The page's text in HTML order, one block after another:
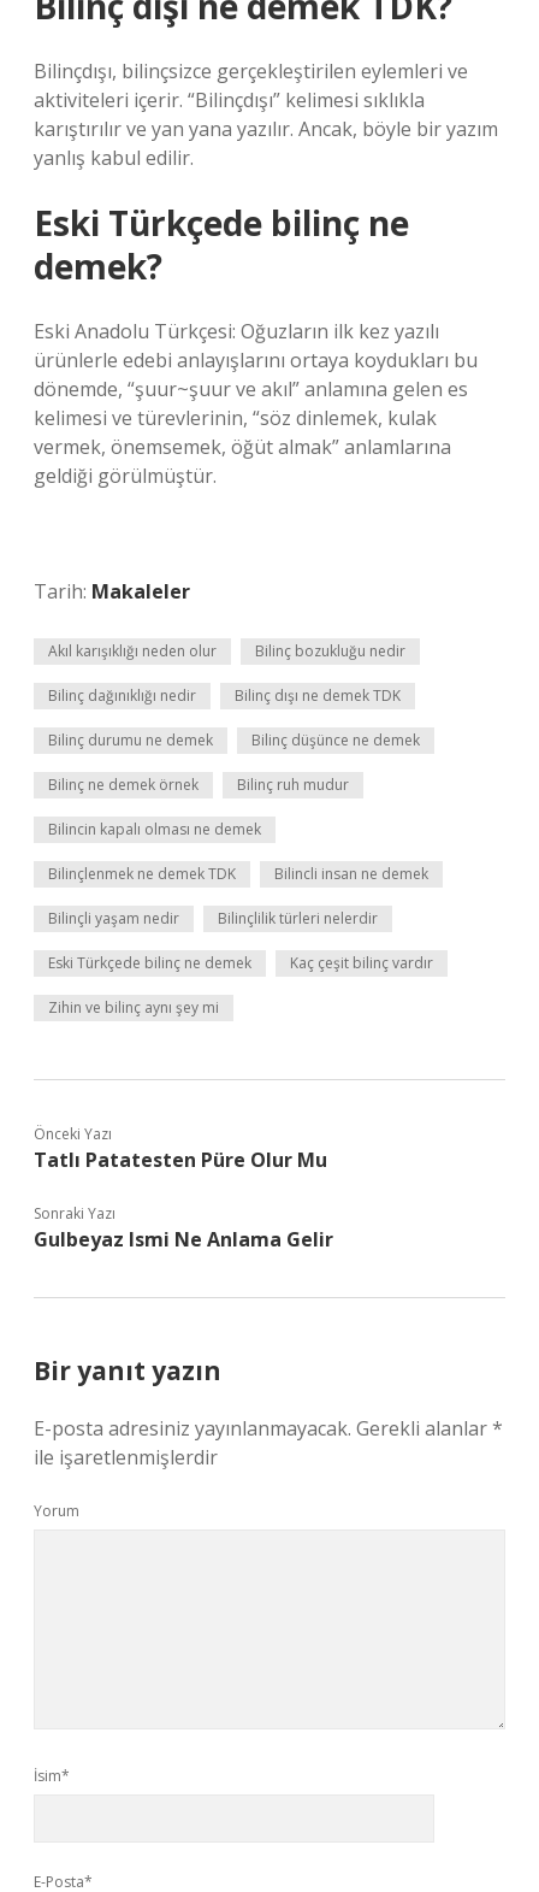
Bilinçdışı, bilinçsizce gerçekleştirilen eylemleri ve
aktiviteleri içerir. “Bilinçdışı” kelimesi sıklıkla
karıştırılır ve yan yana yazılır. Ancak, böyle bir yazım
yanlış kabul edilir.
Eski Türkçede bilinç ne
demek?
Eski Anadolu Türkçesi: Oğuzların ilk kez yazılı
ürünlerle edebi anlayışlarını ortaya koydukları bu
dönemde, “şuur~şuur ve akıl” anlamına gelen es
kelimesi ve türevlerinin, “söz dinlemek, kulak
vermek, önemsemek, öğüt almak” anlamlarına
geldiği görülmüştür.
Tarih: Makaleler
Akıl karışıklığı neden olur Bilinç bozukluğu nedir
Bilinç dağınıklığı nedir Bilinç dışı ne demek TDK
Bilinç durumu ne demek Bilinç düşünce ne demek
Bilinç ne demek örnek Bilinç ruh mudur
Bilincin kapalı olması ne demek
Bilinçlenmek ne demek TDK Bilincli insan ne demek
Bilinçli yaşam nedir Bilinçlilik türleri nelerdir
Eski Türkçede bilinç ne demek Kaç çeşit bilinç vardır
Zihin ve bilinç aynı şey mi
Önceki Yazı
Tatlı Patatesten Püre Olur Mu
Sonraki Yazı
Gulbeyaz Ismi Ne Anlama Gelir
Bir yanıt yazın
E-posta adresiniz yayınlanmayacak. Gerekli alanlar*
ile işaretlenmişlerdir
Yorum
İsim*
E-Posta*